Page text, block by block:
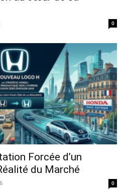
0
Forcée d’un
du Marché
0